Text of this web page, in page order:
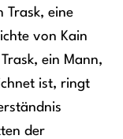
Trask, eine
von Kain
ein Mann,
ist, ringt
der